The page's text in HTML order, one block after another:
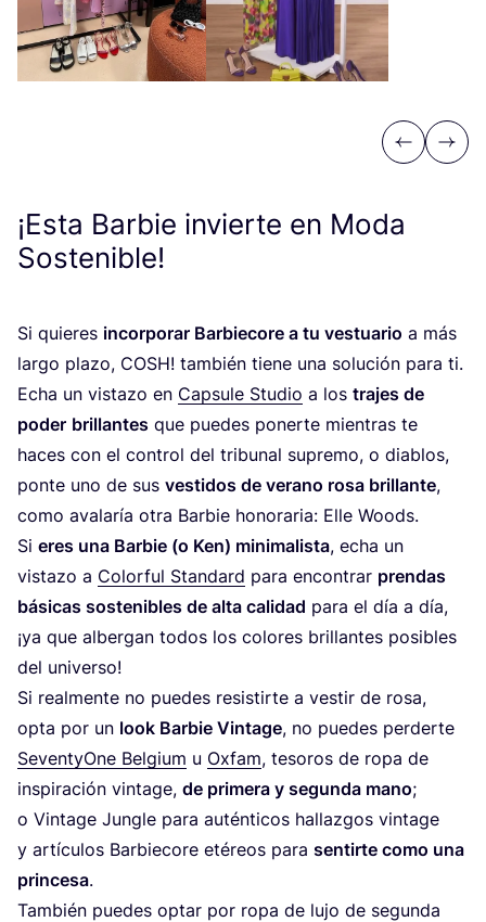
Previous
Next
¡Esta Barbie invierte en Moda
Sostenible!
Si quie­res incor­po­rar Bar­bie­co­re a tu ves­tua­rio a más
lar­go pla­zo, COSH! tam­bién tie­ne una solu­ción para ti.
Echa un vis­ta­zo en Cap­su­le Stu­dio a los tra­jes de
poder bri­llan­tes que pue­des poner­te mien­tras te
haces con el con­trol del tri­bu­nal supre­mo, o dia­blos,
pon­te uno de sus ves­ti­dos de verano rosa bri­llan­te,
como ava­la­ría otra Bar­bie hono­ra­ria: Elle Woods.
Si eres una Bar­bie (o Ken) mini­ma­lis­ta, echa un
vis­ta­zo a Color­ful Stan­dard para encon­trar pren­das
bási­cas sos­te­ni­bles de alta cali­dad para el día a día,
¡ya que alber­gan todos los colo­res bri­llan­tes posi­bles
del universo!
Si real­men­te no pue­des resis­tir­te a ves­tir de rosa,
opta por un look Bar­bie Vin­ta­ge, no pue­des per­der­te
Sevent­yO­ne Bel­gium u Oxfam, teso­ros de ropa de
ins­pi­ra­ción vin­ta­ge, de pri­me­ra y segun­da mano;
o Vin­ta­ge Jun­gle para autén­ti­cos hallaz­gos vin­ta­ge
y artícu­los Bar­bie­co­re eté­reos para sen­tir­te como una
prin­ce­sa.
Tam­bién pue­des optar por ropa de lujo de segun­da